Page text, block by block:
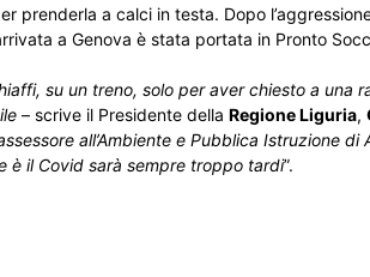
prenderla a calci in testa. Dopo
a Genova è stata portata in Pronto
su un treno, solo per aver chiesto a una
– scrive il Presidente della Regione Liguria,
all’Ambiente e Pubblica Istruzione
è il Covid sarà sempre troppo tardi”.